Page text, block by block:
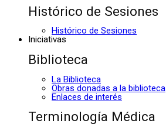
Histórico de Sesiones
Histórico de Sesiones
Iniciativas
Biblioteca
La Biblioteca
Obras donadas a la biblioteca
Enlaces de interés
Terminología Médica